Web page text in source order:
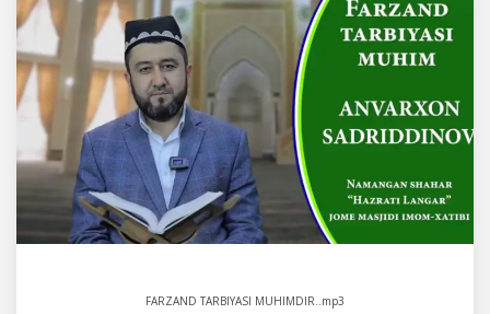
FARZAND TARBIYASI MUHIMDIR..mp3